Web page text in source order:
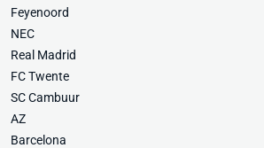
Feyenoord
NEC
Real Madrid
FC Twente
SC Cambuur
AZ
Barcelona